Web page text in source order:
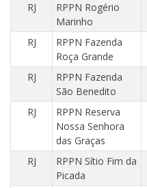
RJ
RPPN Rogério
Marinho
RJ
RPPN Fazenda
Roça Grande
RJ
RPPN Fazenda
São Benedito
RJ
RPPN Reserva
Nossa Senhora
das Graças
RJ
RPPN Sítio Fim da
Picada